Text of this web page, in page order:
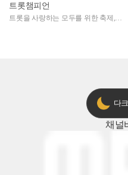
트롯챔피언
트롯을 사랑하는 모두를 위한 축제,
다
채널